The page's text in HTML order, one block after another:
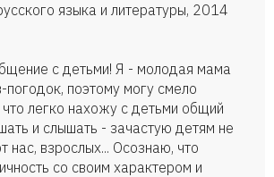
языка и литературы, 2014
с детьми! Я - молодая мама
погодок, поэтому могу смело
что легко нахожу с детьми общий
и слышать - зачастую детям не
нас, взрослых... Осознаю, что
со своим характером и